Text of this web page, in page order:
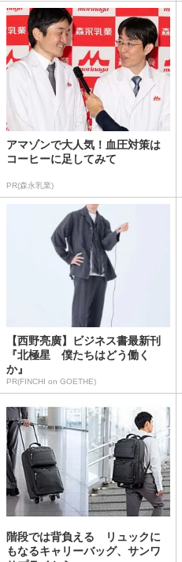
アマゾンで大人気！血圧対策は
コーヒーに足してみて
PR(森永乳業)
【西野亮廣】ビジネス書最新刊
『北極星 僕たちはどう働く
か』
PR(FINCHI on GOETHE)
階段では背負える リュックに
もなるキャリーバッグ、サンワ